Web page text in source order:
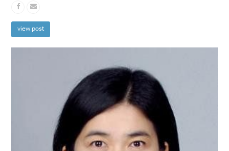
view post